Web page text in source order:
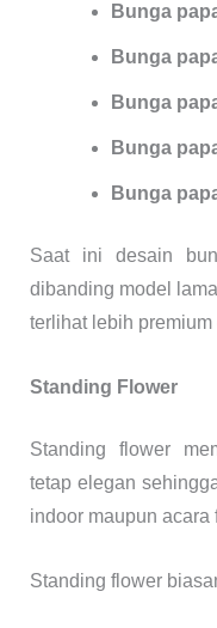
Bunga
Bunga
Bunga
Bunga
Bunga
Saat ini desain
dibanding model
terlihat lebih premium
Standing Flower
Standing flower
tetap elegan
indoor maupun acara
Standing flower